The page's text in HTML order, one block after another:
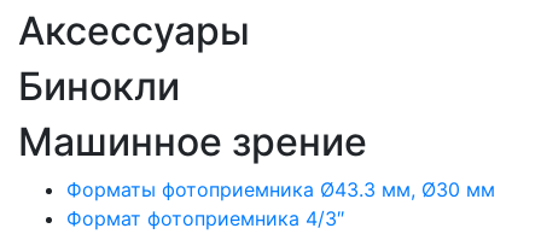
Аксессуары
Бинокли
Машинное зрение
Форматы фотоприемника Ø43.3 мм, Ø30 мм
Формат фотоприемника 4/3″